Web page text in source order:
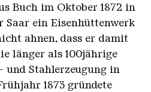
Buch im Oktober 1872 in
Saar ein Eisenhüttenwerk
ahnen, dass er damit
länger als 100jährige
und Stahlerzeugung in
1873 gründete